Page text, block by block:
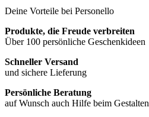
Deine Vorteile bei Personello
Produkte, die Freude verbreiten
Über 100 persönliche Geschenkideen
Schneller Versand
und sichere Lieferung
Persönliche Beratung
auf Wunsch auch Hilfe beim Gestalten